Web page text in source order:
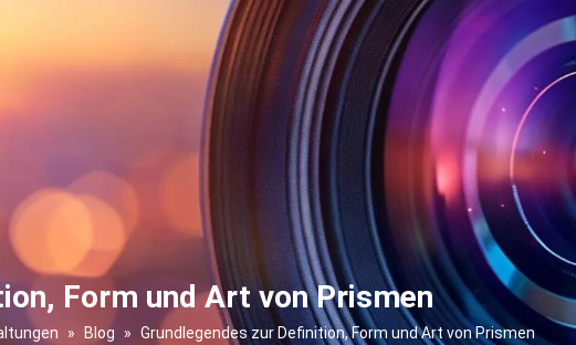
Form und Art von Prismen
» Blog » Grundlegendes zur Definition, Form und Art von Prismen